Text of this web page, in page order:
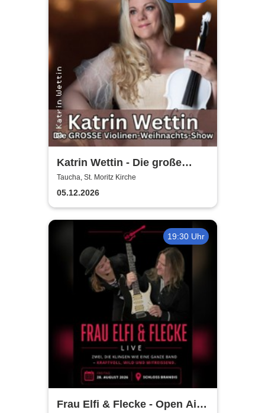
Katrin Wettin - Die große
Violinen-Weihnachts-Show
Taucha, St. Moritz Kirche
05.12.2026
19:30 Uhr
Frau Elfi & Flecke - Open Air